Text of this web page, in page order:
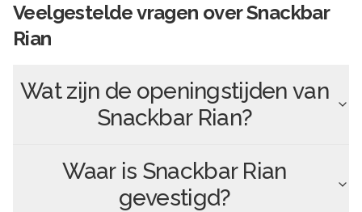
Veelgestelde vragen overSnackbar
Rian
Wat zijn de openingstijden van
Snackbar Rian?
Waar is Snackbar Rian
gevestigd?